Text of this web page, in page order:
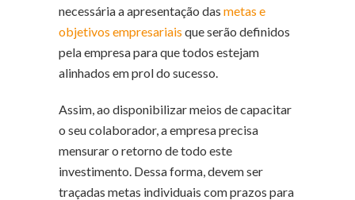
necessária a apresentação das metas e
objetivos empresariais que serão definidos
pela empresa para que todos estejam
alinhados em prol do sucesso.
Assim, ao disponibilizar meios de capacitar
o seu colaborador, a empresa precisa
mensurar o retorno de todo este
investimento. Dessa forma, devem ser
traçadas metas individuais com prazos para